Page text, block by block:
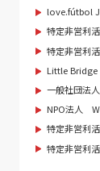
love.fútbol
特定非営利
特定非営利
Little Bridge
一般社団法
NPO法人
特定非営利
特定非営利